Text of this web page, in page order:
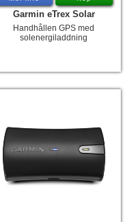
Garmin eTrex Solar
Handhållen GPS med
solenergiladdning